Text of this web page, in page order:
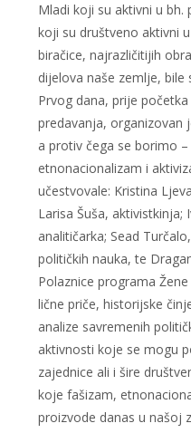
Mladi koji su aktivni u
koji su društveno aktivni
biračice, najrazličitijih
dijelova naše zemlje, bile
Prvog dana, prije
predavanja, organizovan
a protiv čega se borimo
etnonacionalizam i
učestvovale: Kristina
Larisa Šuša, aktivistkinja;
analitičarka; Sead
političkih nauka, te
Polaznice programa
lične priče, historijske
analize savremenih
aktivnosti koje se mogu
zajednice ali i šire
koje fašizam,
proizvode danas u našoj